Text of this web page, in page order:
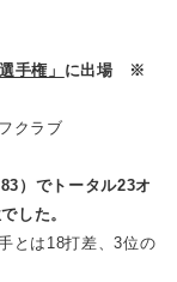
手権」 に出場 ※
クラブ
）でトータル23オ
した。
とは18打差、3位の